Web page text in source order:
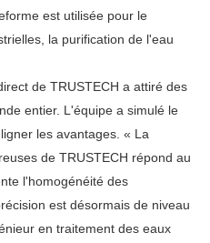
est utilisée pour le
la purification de l'eau
de TRUSTECH a attiré des
entier. L'équipe a simulé le
les avantages. « La
de TRUSTECH répond au
l'homogénéité des
est désormais de niveau
en traitement des eaux